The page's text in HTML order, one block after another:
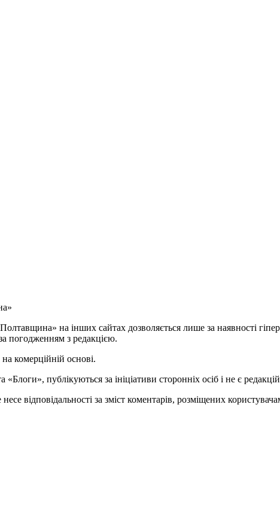
на інших сайтах дозволяється лише за наявності
погодженням з редакцією.
на комерційній основі.
публікуються за ініціативи сторонніх осіб і не є
відповідальності за зміст коментарів, розміщених